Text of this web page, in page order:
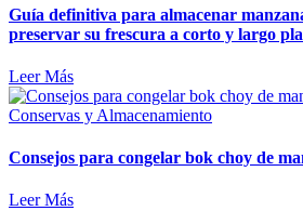
Guía definitiva para almacenar
preservar su frescura a corto y largo
Leer Más
Conservas y Almacenamiento
Consejos para congelar bok choy de
Leer Más